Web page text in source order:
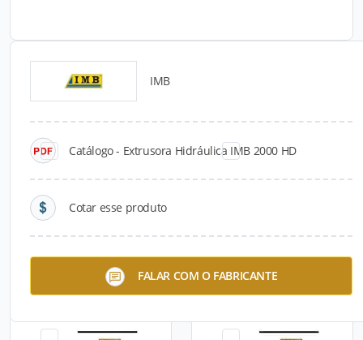
IMB
Catálogo - Extrusora Hidráulica IMB 2000 HD
Cotar esse produto
FALAR COM O FABRICANTE
Catálogos para Download
Extrusora IMB 400
Jersey